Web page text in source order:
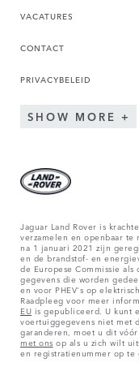
VACATURES
CONTACT
PRIVACYBELEID
SHOW MORE
Jaguar Land Rover is
verzamelen en openbaar
na 1 januari 2021 zijn
en de brandstof- en
de Europese Commissie
gegevens die worden
en voor PHEV's op
Raadpleeg voor meer
EU is gepubliceerd. U kunt
voertuiggegevens niet met
garanderen, moet u dit
met ons op als u zich wilt
en registratienummer op te